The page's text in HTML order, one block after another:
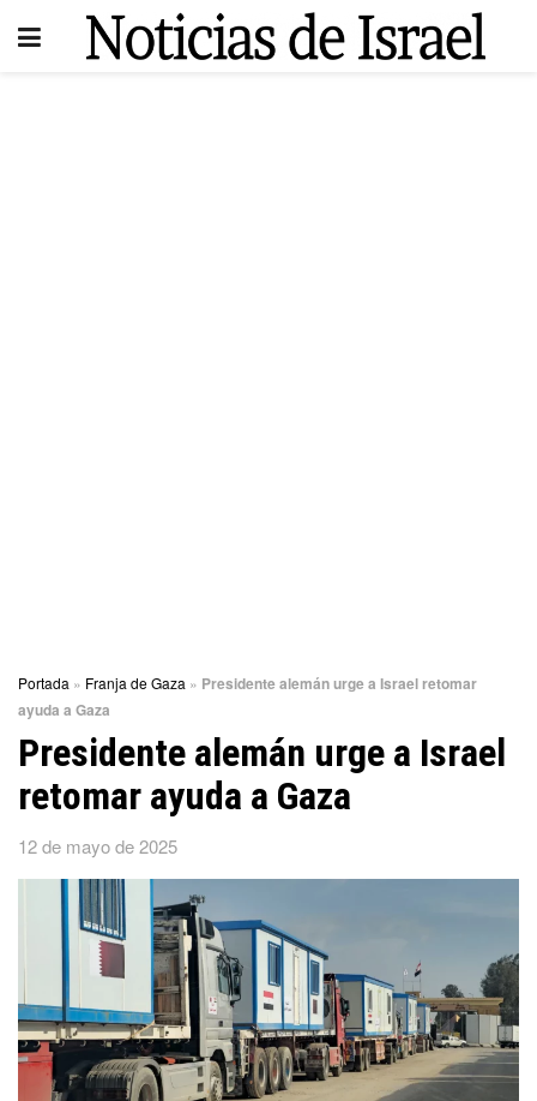
Portada » Franja de Gaza » Presidente alemán urge a Israel retomar
ayuda a Gaza
Presidente alemán urge a Israel
retomar ayuda a Gaza
12 de mayo de 2025